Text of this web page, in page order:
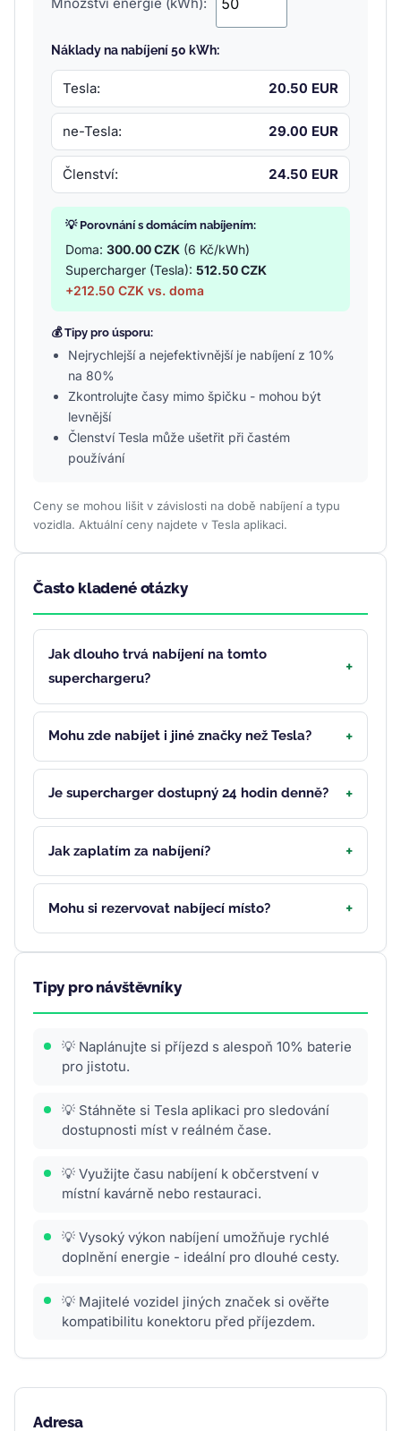
Náklady na nabíjení 50 kWh:
Tesla: 20.50 EUR
ne-Tesla: 29.00 EUR
Členství: 24.50 EUR
💡 Porovnání s domácím nabíjením:
Doma: 300.00 CZK (6 Kč/kWh)
Supercharger (Tesla): 512.50 CZK
+212.50 CZK vs. doma
💰 Tipy pro úsporu:
Nejrychlejší a nejefektivnější je nabíjení z 10%
na 80%
Zkontrolujte časy mimo špičku - mohou být
levnější
Členství Tesla může ušetřit při častém
používání
Ceny se mohou lišit v závislosti na době nabíjení a typu
vozidla. Aktuální ceny najdete v Tesla aplikaci.
Často kladené otázky
Jak dlouho trvá nabíjení na tomto
superchargeru?
Mohu zde nabíjet i jiné značky než Tesla?
Je supercharger dostupný 24 hodin denně?
Jak zaplatím za nabíjení?
Mohu si rezervovat nabíjecí místo?
Tipy pro návštěvníky
💡 Naplánujte si příjezd s alespoň 10% baterie
pro jistotu.
💡 Stáhněte si Tesla aplikaci pro sledování
dostupnosti míst v reálném čase.
💡 Využijte času nabíjení k občerstvení v
místní kavárně nebo restauraci.
💡 Vysoký výkon nabíjení umožňuje rychlé
doplnění energie - ideální pro dlouhé cesty.
💡 Majitelé vozidel jiných značek si ověřte
kompatibilitu konektoru před příjezdem.
Adresa